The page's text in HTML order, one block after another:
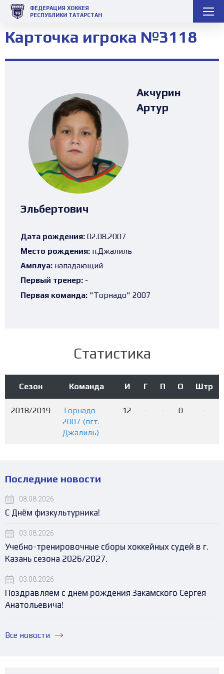
ФЕДЕРАЦИЯ ХОККЕЯ
РЕСПУБЛИКИ ТАТАРСТАН
Карточка игрока №3118
Акчурин
Артур
Эльбертович
Дата рождения: 02.08.2007
Место рождения: п.Джалиль
Амплуа: нападающий
Первый тренер: -
Первая команда: "Торнадо" 2007
Статистика
Сезон Команда И Г П О Штр
2018/2019
Торнадо
2007 (пгт.
Джалиль)
12 - - 0 -
Последние новости
08.08.2026
С Днём физкультурника!
03.08.2026
Учебно-тренировочные сборы хоккейных судей в г.
Казань сезона 2026/2027.
03.08.2026
Поздравляем с днем рождения Закамского Сергея
Анатольевича!
Все новости